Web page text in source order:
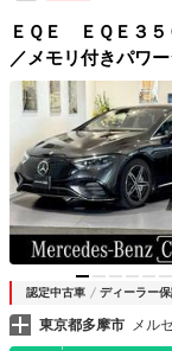
ＥＱＥ ＥＱＥ３
／メモリ付きパワ
／リラクゼーショ
ゲート／全方位カ
／トランクスルー
認定中古車 ディーラー
東京都多摩市